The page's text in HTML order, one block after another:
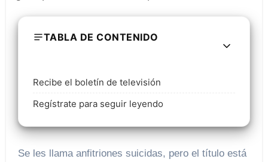
TABLA DE CONTENIDO
Recibe el boletín de televisión
Regístrate para seguir leyendo
Se les llama anfitriones suicidas, pero el título está